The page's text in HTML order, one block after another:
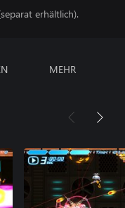
erhältlich).
MEHR